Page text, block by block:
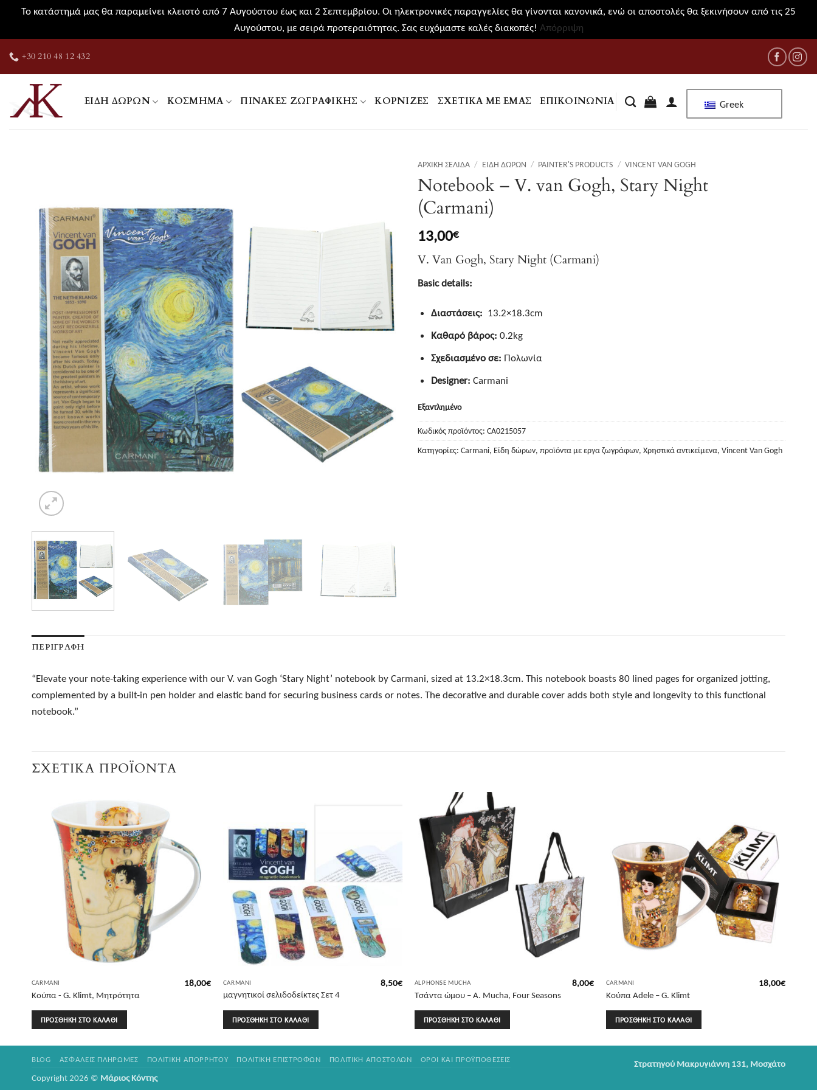
Το κατάστημά μας θα παραμείνει κλειστό από 7 Αυγούστου έως και 2 Σεπτεμβρίου. Οι ηλεκτρονικές παραγγελίες θα γίνονται κανονικά, ενώ οι αποστολές θα ξεκινήσουν από τις 25
Αυγούστου, με σειρά προτεραιότητας. Σας ευχόμαστε καλές διακοπές! Απόρριψη
στο
+30 210 48 12 432
ΕΊΔΗ ΔΏΡΩΝ ΚΌΣΜΗΜΑ ΠΊΝΑΚΕΣ ΖΩΓΡΑΦΙΚΉΣ ΚΟΡΝΊΖΕΣ ΣΧΕΤΙΚΑ ΜΕ ΕΜΑΣ ΕΠΙΚΟΙΝΩΝΊΑ Greek
ΑΡΧΙΚΉ ΣΕΛΊΔΑ / ΕΊΔΗ ΔΏΡΩΝ / PAINTER'S PRODUCTS / VINCENT VAN GOGH
Notebook – V. van Gogh, Stary Night
(Carmani)
13,00€
V. Van Gogh, Stary Night (Carmani)
Basic details:
Διαστάσεις: 13.2×18.3cm
Καθαρό βάρος: 0.2kg
Σχεδιασμένο σε: Πολωνία
Designer: Carmani
Εξαντλημένο
Κωδικός προϊόντος: CA0215057
Κατηγορίες: Carmani, Είδη δώρων, προϊόντα με εργα ζωγράφων, Χρηστικά αντικείμενα, Vincent Van Gogh
ΠΕΡΙΓΡΑΦΉ
“Elevate your note-taking experience with our V. van Gogh ‘Stary Night’ notebook by Carmani, sized at 13.2×18.3cm. This notebook boasts 80 lined pages for organized jotting,
complemented by a built-in pen holder and elastic band for securing business cards or notes. The decorative and durable cover adds both style and longevity to this functional
notebook.”
ΣΧΕΤΙΚΆ ΠΡΟΪΌΝΤΑ
CARMANI
Κούπα - G. Klimt, Μητρότητα
18,00€
ΠΡΟΣΘΉΚΗ ΣΤΟ ΚΑΛΆΘΙ
CARMANI
μαγνητικοί σελιδοδείκτες Σετ 4
8,50€
ΠΡΟΣΘΉΚΗ ΣΤΟ ΚΑΛΆΘΙ
ALPHONSE MUCHA
Τσάντα ώμου – A. Mucha, Four Seasons
8,00€
ΠΡΟΣΘΉΚΗ ΣΤΟ ΚΑΛΆΘΙ
CARMANI
Κούπα Adele – G. Klimt
18,00€
ΠΡΟΣΘΉΚΗ ΣΤΟ ΚΑΛΆΘΙ
Στρατηγού Μακρυγιάννη 131, Μοσχάτο
BLOG ΑΣΦΑΛΕΊΣ ΠΛΗΡΩΜΈΣ ΠΟΛΙΤΙΚΉ ΑΠΟΡΡΉΤΟΥ ΠΟΛΙΤΙΚΉ ΕΠΙΣΤΡΟΦΏΝ ΠΟΛΙΤΙΚΉ ΑΠΟΣΤΟΛΏΝ ΌΡΟΙ ΚΑΙ ΠΡΟΫΠΟΘΈΣΕΙΣ
Copyright 2026 © Μάριος Κόντης